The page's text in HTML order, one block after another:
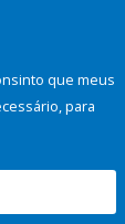
que meus
para